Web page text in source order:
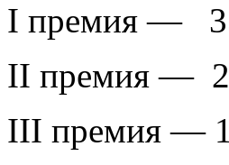
I премия —
II премия —
III премия —